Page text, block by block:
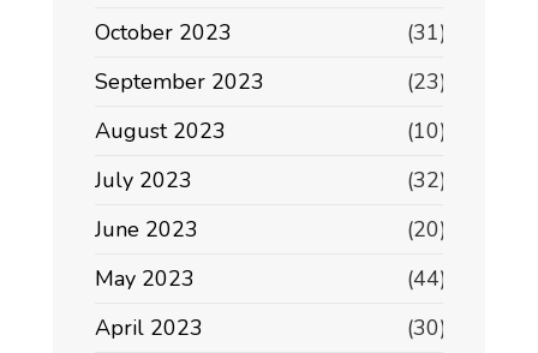
October 2023
(31)
September 2023
(23)
August 2023
(10)
July 2023
(32)
June 2023
(20)
May 2023
(44)
April 2023
(30)